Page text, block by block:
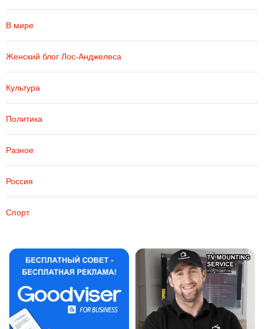
В мире
Женский блог Лос-Анджелеса
Культура
Политика
Разное
Россия
Спорт